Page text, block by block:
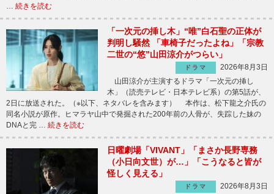
続きを読む
「一次元の挿し木」“唯”白石聖の正体が
判明し騒然 「車椅子だったよね」「宗教
二世の“悠”山田涼介がつらい」
ドラマ
2026年8月3日
山田涼介が主演するドラマ「一次元の挿し
木」（読売テレビ・日本テレビ系）の第5話が、
2日に放送された。（※以下、ネタバレを含みます） 本作は、松下龍之介氏の
同名小説が原作。ヒマラヤ山中で発掘された200年前の人骨が、失踪した妹の
DNAと完 … 続きを読む
日曜劇場「VIVANT」「まさか長野専務
（小日向文世）が…」「こうなると皆が
怪しく見える」
ドラマ
2026年8月3日